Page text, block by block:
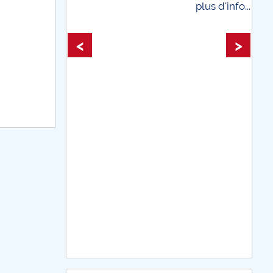
< >